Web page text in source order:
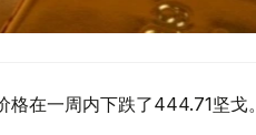
在一周内下跌了444.71坚戈。